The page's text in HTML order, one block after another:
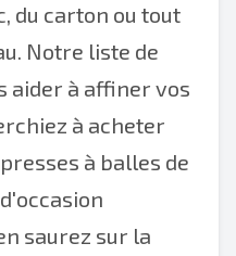
du carton ou tout
Notre liste de
aider à affiner vos
à acheter
à balles de
saurez sur la